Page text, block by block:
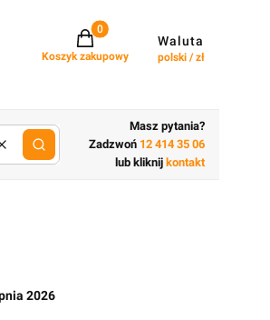
Projekty w koszyku: 0. Zobacz
Koszyk zakupowy
Waluta
polski / zł
Wyczyśćlub wpisz cechy budynku
Masz pytania?
Zadzwoń 12 414 35 06
lub kliknij kontakt
2026